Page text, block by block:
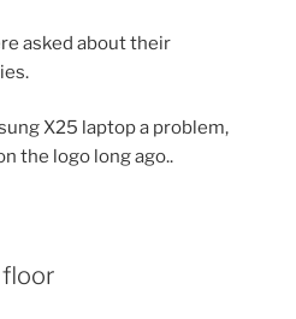
asked about their
X25 laptop a problem,
the logo long ago..